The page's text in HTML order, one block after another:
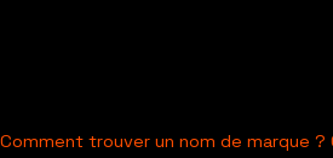
Comment trouver un nom de marque ?